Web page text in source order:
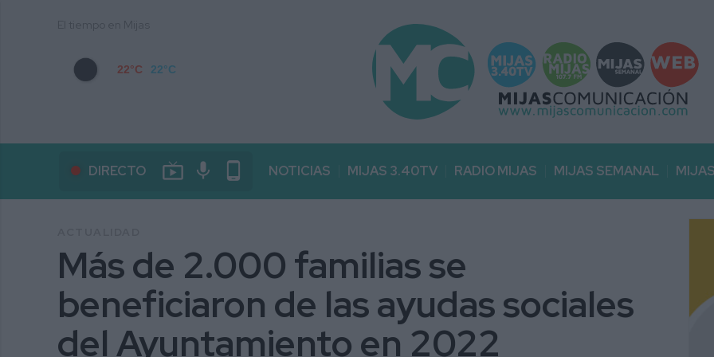
22°C 22°C
DIRECTO live_tv mic phone_android NOTICIAS MIJAS 3.40TV RADIO MIJAS MIJAS SEMANAL
Más de 2.000 familias se
beneficiaron de las ayudas sociales
del Ayuntamiento en 2022